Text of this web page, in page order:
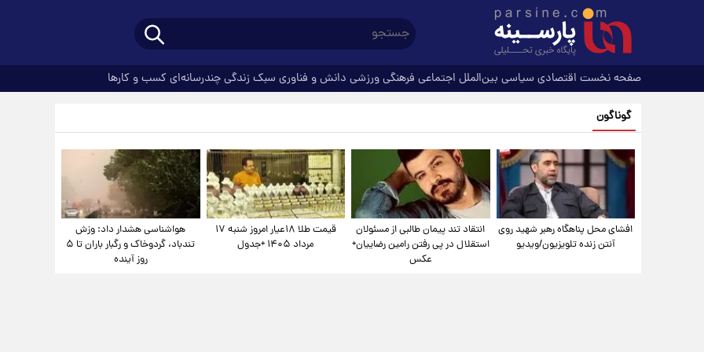
صفحه نخست اقتصادی سیاسی بین‌الملل اجتماعی فرهنگیورزشی دانش و فناوری سبک زندگیچندرسانه‌ای کسب و کارها
گوناگون
افشای محل پناهگاه‌ رهبر شهید روی
آنتن زنده تلویزیون/ویدیو
انتقاد تند پیمان طالبی از مسئولان
استقلال در پی رفتن رامین رضاییان+
عکس
قیمت طلا ۱۸عیار امروز شنبه ۱۷
مرداد ۱۴۰۵ +جدول
هواشناسی هشدار داد: وزش
تندباد، گردوخاک و رگبار باران تا ۵
روز آینده